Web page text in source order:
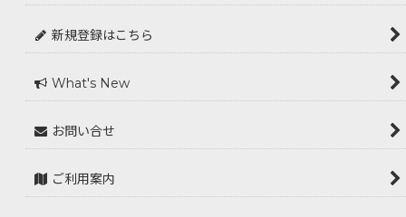
新規登録はこちら
What's New
お問い合せ
ご利用案内